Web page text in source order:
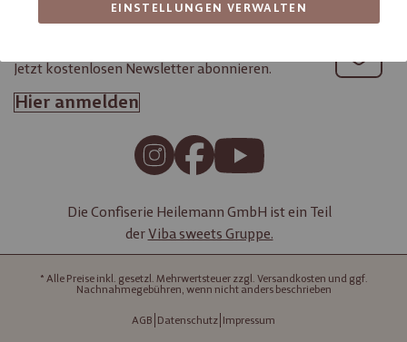
Jetzt kostenlosen Newsletter abonnieren.
Hier anmelden
Die Confiserie Heilemann GmbH ist ein Teil
derViba sweets Gruppe.
* Alle Preise inkl. gesetzl. Mehrwertsteuer zzgl. Versandkosten und ggf.
Nachnahmegebühren, wenn nicht anders beschrieben
AGB Datenschutz Impressum
EINSTELLUNGEN VERWALTEN